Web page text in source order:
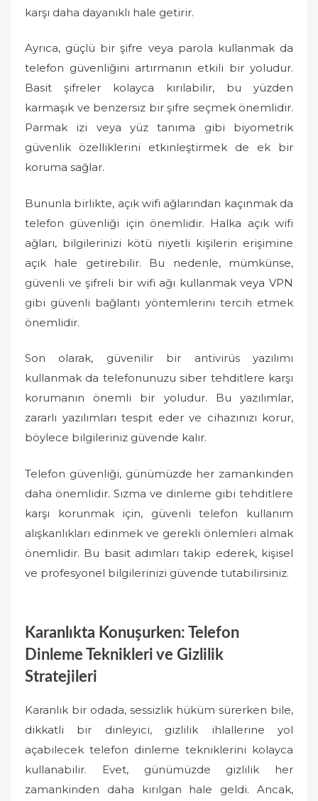
karşı daha dayanıklı hale getirir.
Ayrıca, güçlü bir şifre veya parola kullanmak da
telefon güvenliğini artırmanın etkili bir yoludur.
Basit şifreler kolayca kırılabilir, bu yüzden
karmaşık ve benzersiz bir şifre seçmek önemlidir.
Parmak izi veya yüz tanıma gibi biyometrik
güvenlik özelliklerini etkinleştirmek de ek bir
koruma sağlar.
Bununla birlikte, açık wifi ağlarından kaçınmak da
telefon güvenliği için önemlidir. Halka açık wifi
ağları, bilgilerinizi kötü niyetli kişilerin erişimine
açık hale getirebilir. Bu nedenle, mümkünse,
güvenli ve şifreli bir wifi ağı kullanmak veya VPN
gibi güvenli bağlantı yöntemlerini tercih etmek
önemlidir.
Son olarak, güvenilir bir antivirüs yazılımı
kullanmak da telefonunuzu siber tehditlere karşı
korumanın önemli bir yoludur. Bu yazılımlar,
zararlı yazılımları tespit eder ve cihazınızı korur,
böylece bilgileriniz güvende kalır.
Telefon güvenliği, günümüzde her zamankinden
daha önemlidir. Sızma ve dinleme gibi tehditlere
karşı korunmak için, güvenli telefon kullanım
alışkanlıkları edinmek ve gerekli önlemleri almak
önemlidir. Bu basit adımları takip ederek, kişisel
ve profesyonel bilgilerinizi güvende tutabilirsiniz.
Karanlıkta Konuşurken: Telefon
Dinleme Teknikleri ve Gizlilik
Stratejileri
Karanlık bir odada, sessizlik hüküm sürerken bile,
dikkatli bir dinleyici, gizlilik ihlallerine yol
açabilecek telefon dinleme tekniklerini kolayca
kullanabilir. Evet, günümüzde gizlilik her
zamankinden daha kırılgan hale geldi. Ancak,